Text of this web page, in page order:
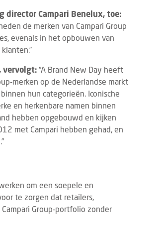
director Campari Benelux, toe:
de merken van Campari Group
evenals in het opbouwen van
vervolgt: “A Brand New Day heeft
op de Nederlandse markt
hun categorieën. Iconische
en herkenbare namen binnen
hebben opgebouwd en kijken
met Campari hebben gehad, en
om een soepele en
te zorgen dat retailers,
Group‑portfolio zonder